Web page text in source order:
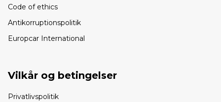
Code of ethics
Antikorruptionspolitik
Europcar International
Vilkår og betingelser
Privatlivspolitik